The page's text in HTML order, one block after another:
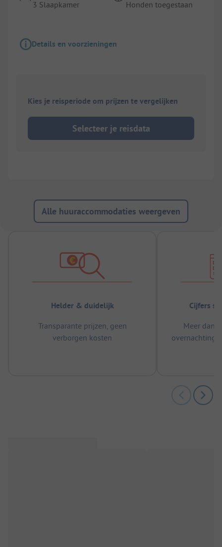
3 Slaapkamer Honden toegestaan
Details en voorzieningen
Kies je reisperiode om prijzen te vergelijken
Selecteer je reisdata
Alle huuraccommodaties weergeven
Helder & duidelijk
Transparante prijzen, geen
verborgen kosten
Cijfers
Meer dan